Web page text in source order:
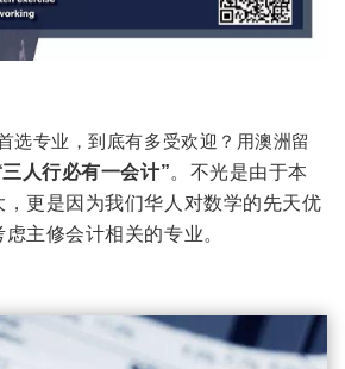
选专业，到底有多受欢迎？用澳洲留
三人行必有一会计”。不光是由于本
更是因为我们华人对数学的先天优
主修会计相关的专业。